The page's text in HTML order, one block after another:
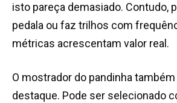
isto pareça demasiado. Contudo,
pedala ou faz trilhos com
métricas acrescentam valor real.
O mostrador do pandinha
destaque. Pode ser selecionado